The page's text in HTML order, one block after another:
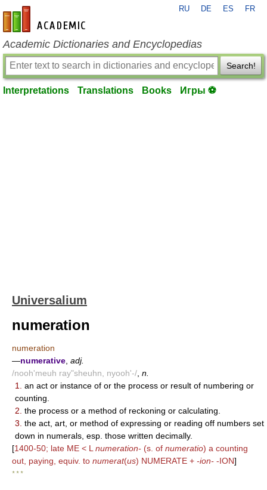
en-academic.com
RU DE ES FR
Academic Dictionaries and Encyclopedias
Search!
Interpretations Translations Books Игры ⚽
Universalium
numeration
numeration
—numerative adj.
/nooh'meuh ray"sheuhn, nyooh'-/ n.
1.
an act or instance of or the process or result of numbering or
counting.
2. the process or a method of reckoning or calculating.
3. the act, art, or method of expressing or reading off numbers set
down in numerals, esp. those written decimally.
[1400-50; late ME < L numeration- (s. of numeratio) a counting
out, paying, equiv. to numerat(us) NUMERATE + -ion- -ION]
* * *